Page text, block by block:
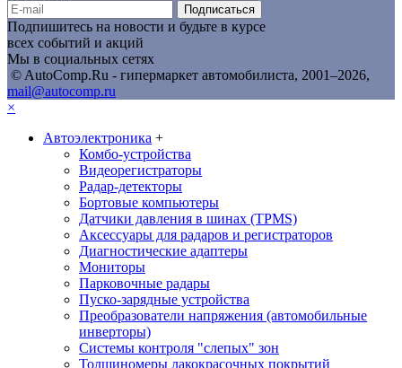
Подписаться
Подпишитесь на новости и будьте в курсе
всех событий и акций
Мы в социальных сетях
© AutoComp.Ru - гипермаркет автомобилиста, 2001–2026,
mail@autocomp.ru
×
Автоэлектроника +
Комбо-устройства
Видеорегистраторы
Радар-детекторы
Бортовые компьютеры
Датчики давления в шинах (TPMS)
Аксессуары для радаров и регистраторов
Диагностические адаптеры
Мониторы
Парковочные радары
Пуско-зарядные устройства
Преобразователи напряжения (автомобильные
инверторы)
Системы контроля "слепых" зон
Толщиномеры лакокрасочных покрытий